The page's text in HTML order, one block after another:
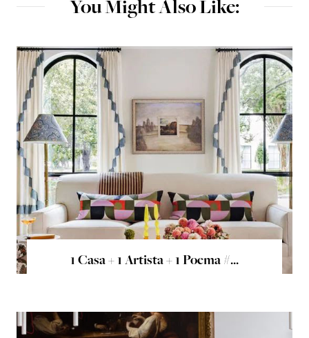
You Might Also Like:
1 Casa + 1 Artista + 1 Poema #...